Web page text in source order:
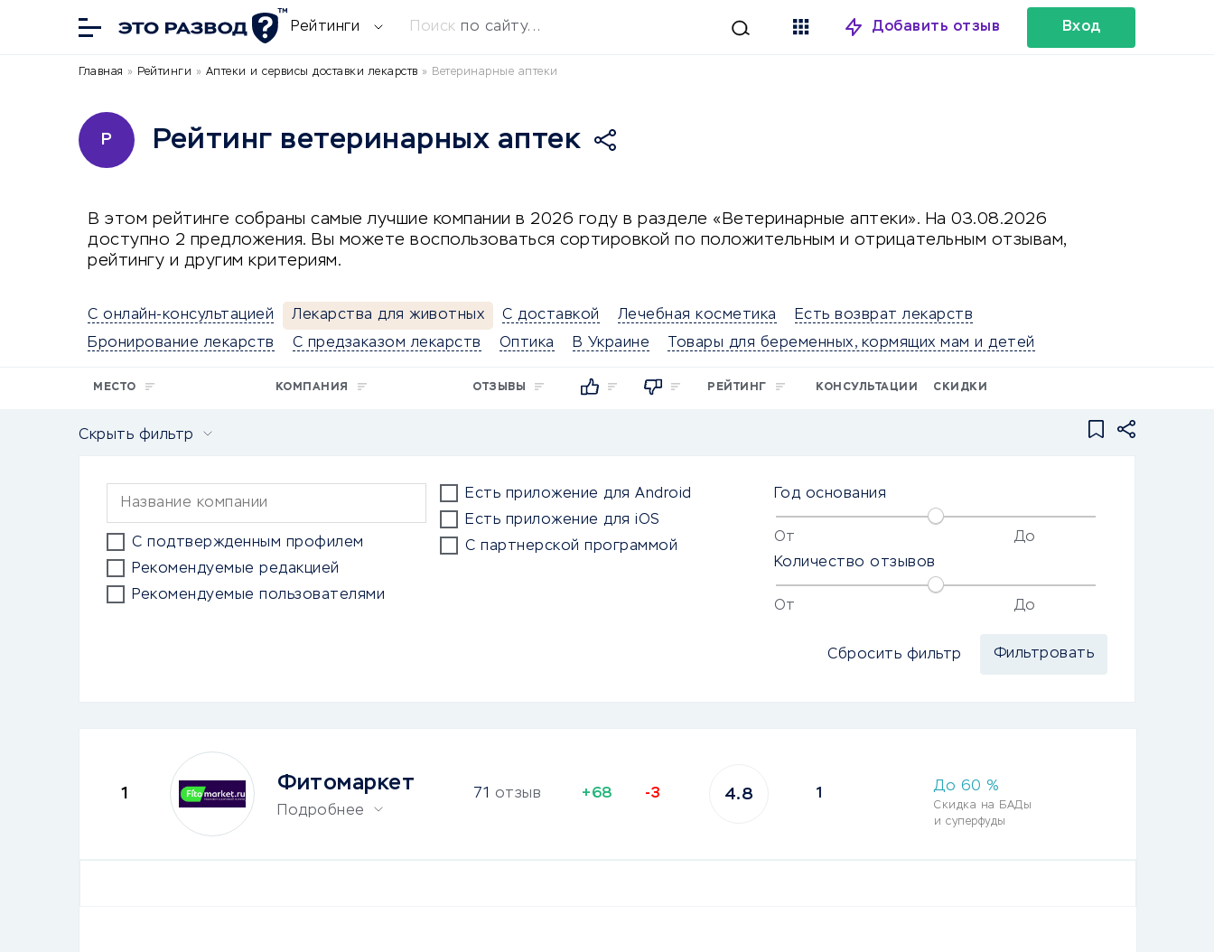
Рейтинги Поиск по сайту... Добавить отзыв Вход
Главная » Рейтинги » Аптеки и сервисы доставки лекарств » Ветеринарные аптеки
Р Рейтинг ветеринарных аптек
В этом рейтинге собраны самые лучшие компании в 2026 году в разделе «Ветеринарные аптеки». На 03.08.2026
доступно 2 предложения. Вы можете воспользоваться сортировкой по положительным и отрицательным отзывам,
рейтингу и другим критериям.
С онлайн-консультацией Лекарства для животных С доставкой Лечебная косметика
Есть возврат лекарств
Бронирование лекарств
С предзаказом лекарств Оптика В Украине Товары для беременных, кормящих мам и детей
МЕСТО КОМПАНИЯ ОТЗЫВЫ РЕЙТИНГ КОНСУЛЬТАЦИИ СКИДКИ
Скрыть фильтр
С подтвержденным профилем
Рекомендуемые редакцией
Рекомендуемые пользователями
Есть приложение для Android
Есть приложение для iOS
С партнерской программой
Год основания
От
До
Количество отзывов
От До
Сбросить фильтр
1 Фитомаркет
Подробнее
71 отзыв +68 -3 4.8 1 До 60 %
Скидка на БАДы
и суперфуды